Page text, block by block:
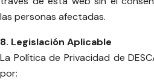
las personas afectadas.
8. Legislación Aplicable
La Política de Privacidad de
por: